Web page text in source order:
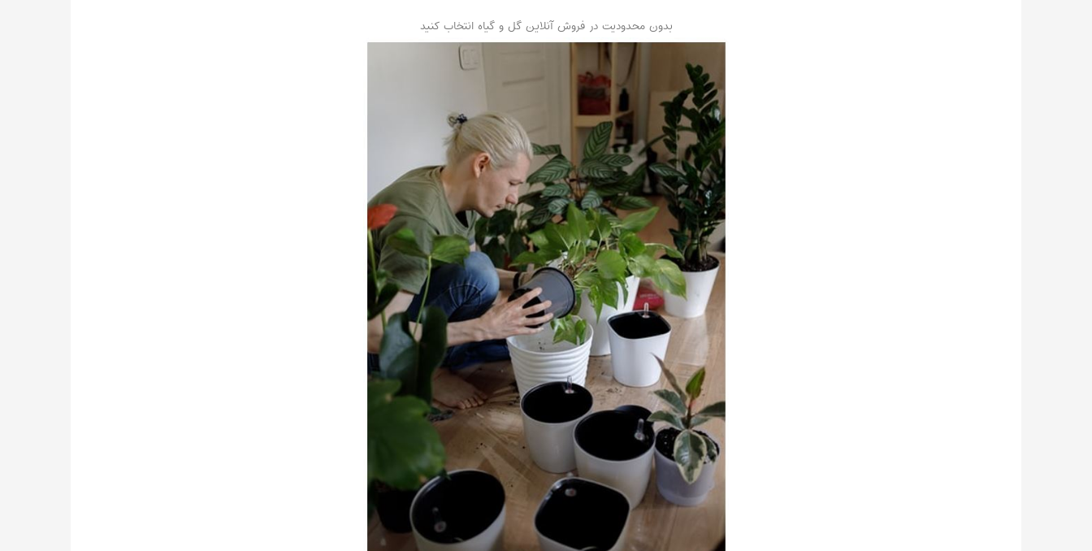
بدون محدودیت در فروش آنلاین گل و گیاه انتخاب کنید